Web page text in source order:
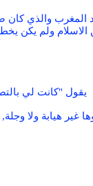
المغرب والذي
الاسلام ولم يكن
يقول "كانت لي
غير هيابة ولا